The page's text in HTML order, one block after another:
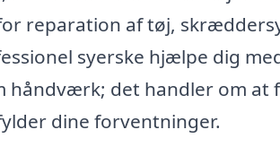
reparation af tøj,
syerske hjælpe dig
håndværk; det handler om at
dine forventninger.